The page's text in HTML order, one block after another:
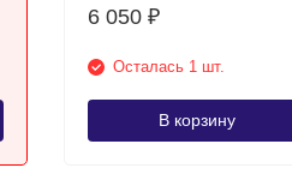
6 050 ₽
Осталась 1 шт.
В корзину